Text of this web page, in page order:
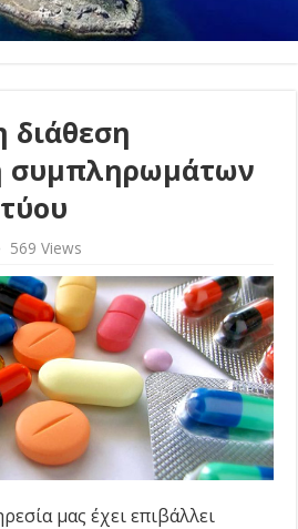
διάθεση
συμπληρωμάτων
569 Views
μας έχει επιβάλλει